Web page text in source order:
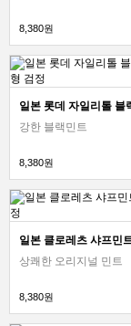
8,380원
강한 블랙민트
8,380원
상쾌한 오리지널 민트
8,380원